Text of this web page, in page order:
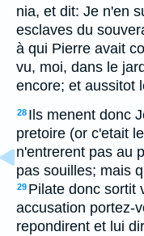
nia, et dit: Je n'en
esclaves du
à qui Pierre avait
vu, moi, dans le
encore; et aussitot
28 Ils menent donc
pretoire (or c'etait
n'entrerent pas au
pas souilles; mais
29 Pilate donc sortit
accusation portez-
repondirent et lui